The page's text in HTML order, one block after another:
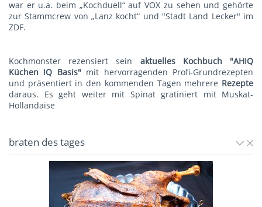
war er u.a. beim „Kochduell“ auf VOX zu sehen und gehörte
zur Stammcrew von „Lanz kocht“ und "Stadt Land Lecker" im
ZDF.
Kochmonster rezensiert sein aktuelles Kochbuch "AHIQ
Küchen IQ Basis" mit hervorragenden Profi-Grundrezepten
und präsentiert in den kommenden Tagen mehrere Rezepte
daraus. Es geht weiter mit Spinat gratiniert mit Muskat-
Hollandaise
braten des tages